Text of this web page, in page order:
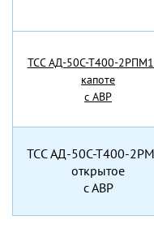
TCC АД-50С-Т400-
капоте
с АВР
TCC АД-50С-Т400-
открытое
с АВР